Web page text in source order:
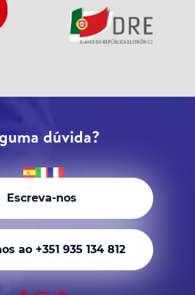
dúvida?
Escreva-nos
ao +351 935 134 812